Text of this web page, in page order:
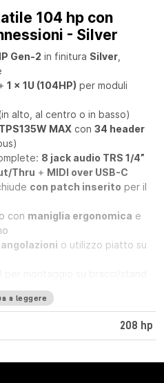
104 hp con
- Silver
Gen-2 in finitura Silver
1 x 1U (104HP) per moduli
alto, al centro o in basso)
TPS135W MAX con 34 header
8 jack audio TRS 1/4”
Thru + MIDI over USB-C
con patch inserito per il
con maniglia ergonomica e
o utilizzo piatto su
per impilare due case (fino
separatamente)
Case
a leggere
208 hp